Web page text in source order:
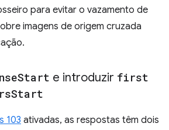
para evitar o vazamento de
imagens de origem cruzada
Start e introduzir first
Start
103 ativadas, as respostas têm dois